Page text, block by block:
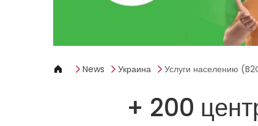
News Украина Услуги населению
+ 200